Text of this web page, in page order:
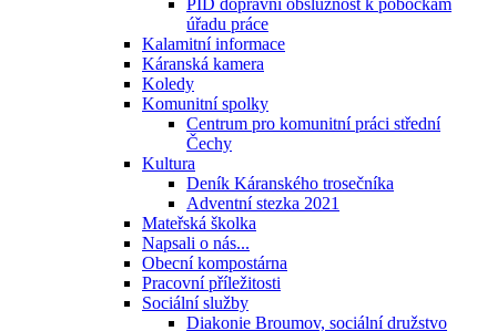
PID dopravní obslužnost k pobočkám
úřadu práce
Kalamitní informace
Káranská kamera
Koledy
Komunitní spolky
Centrum pro komunitní práci střední
Čechy
Kultura
Deník Káranského trosečníka
Adventní stezka 2021
Mateřská školka
Napsali o nás...
Obecní kompostárna
Pracovní příležitosti
Sociální služby
Diakonie Broumov, sociální družstvo